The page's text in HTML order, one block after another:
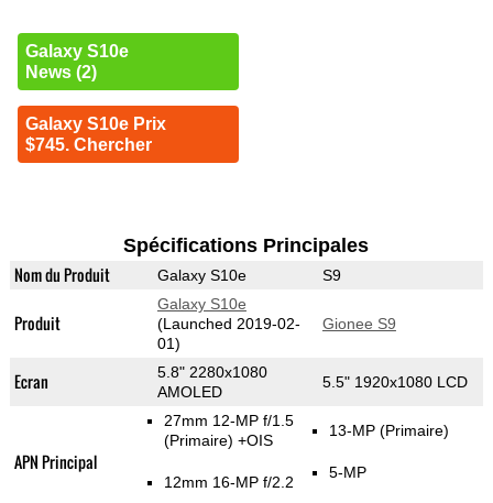
Galaxy S10e
News (2)
Galaxy S10e Prix
$745. Chercher
Spécifications Principales
Nom du Produit Galaxy S10e S9
Produit
Galaxy S10e
(Launched 2019-02-
01)
Gionee S9
Ecran
5.8" 2280x1080
AMOLED
5.5" 1920x1080 LCD
APN Principal
27mm 12-MP f/1.5
(Primaire) +OIS
12mm 16-MP f/2.2
13-MP (Primaire)
5-MP